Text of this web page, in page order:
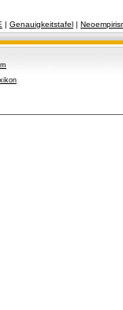
| Genauigkeitstafel |